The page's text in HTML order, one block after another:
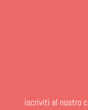
iscriviti al nostro